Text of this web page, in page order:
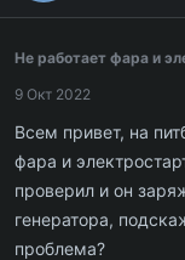
ы
л
Не работает фара и
9 Окт 2022
Всем привет, на
фара и
проверил и он
генератора,
проблема?